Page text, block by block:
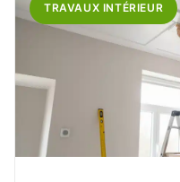
TRAVAUX INTÉRIEUR